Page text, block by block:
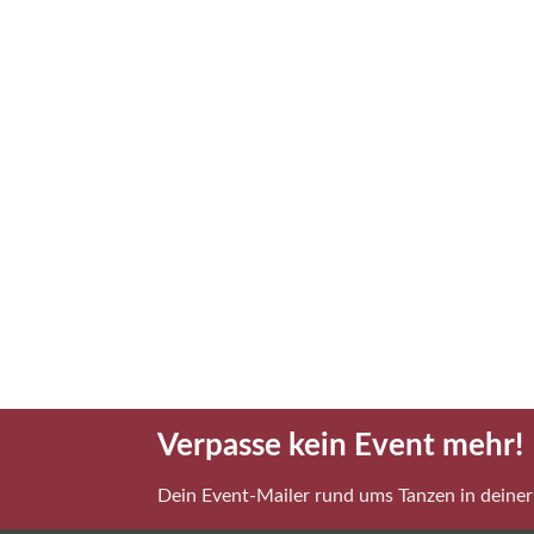
Verpasse kein Event mehr!
Dein Event-Mailer rund ums Tanzen in